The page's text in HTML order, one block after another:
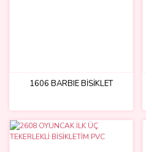
1606 BARBIE BİSİKLET